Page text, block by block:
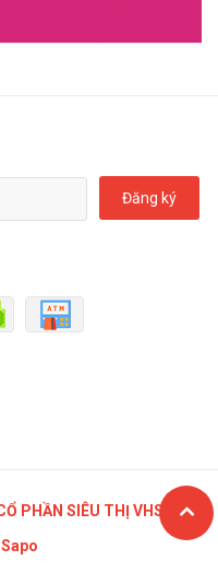
Đăng ký
PHẦN SIÊU THỊ VHSC
Sapo